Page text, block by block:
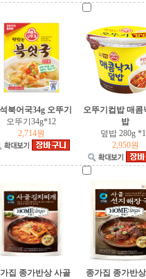
북어국34g 오뚜기
오뚜기34g*12
2,714원
오뚜기컵밥 매콤
밥
덮밥 280g
2,950원
집 종가반상 사골
종가집 종가반